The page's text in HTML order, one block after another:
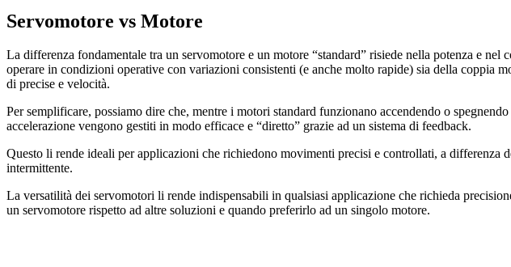
Servomotore vs Motore
La differenza fondamentale tra un servomotore e un motore “standard” risiede nella potenza e
operare in condizioni operative con variazioni consistenti (e anche molto rapide) sia della coppia
di precise e velocità.
Per semplificare, possiamo dire che, mentre i motori standard funzionano accendendo o
accelerazione vengono gestiti in modo efficace e “diretto” grazie ad un sistema di feedback.
Questo li rende ideali per applicazioni che richiedono movimenti precisi e controllati, a
intermittente.
La versatilità dei servomotori li rende indispensabili in qualsiasi applicazione che richieda
un servomotore rispetto ad altre soluzioni e quando preferirlo ad un singolo motore.